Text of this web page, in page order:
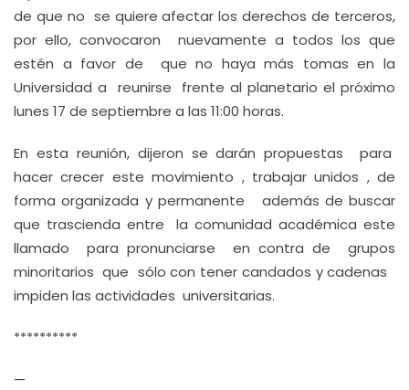
de que no se quiere afectar los derechos de terceros,
por ello, convocaron nuevamente a todos los que
estén a favor de que no haya más tomas en la
Universidad a reunirse frente al planetario el próximo
lunes 17 de septiembre a las 11:00 horas.
En esta reunión, dijeron se darán propuestas para
hacer crecer este movimiento , trabajar unidos , de
forma organizada y permanente además de buscar
que trascienda entre la comunidad académica este
llamado para pronunciarse en contra de grupos
minoritarios que sólo con tener candados y cadenas
impiden las actividades universitarias.
**********
—